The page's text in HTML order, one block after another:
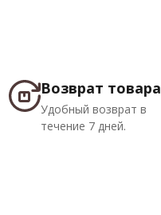
Возврат товара
Удобный возврат в
течение 7 дней.